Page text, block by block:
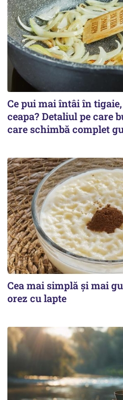
Ce pui mai întâi în
ceapa? Detaliul pe care
care schimbă complet
Cea mai simplă și mai
orez cu lapte